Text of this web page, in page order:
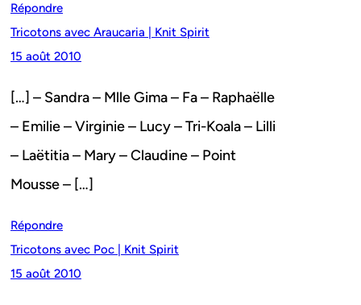
Répondre
Tricotons avec Araucaria | Knit Spirit
15 août 2010
[…] – Sandra – Mlle Gima – Fa – Raphaëlle
– Emilie – Virginie – Lucy – Tri-Koala – Lilli
– Laëtitia – Mary – Claudine – Point
Mousse – […]
Répondre
Tricotons avec Poc | Knit Spirit
15 août 2010